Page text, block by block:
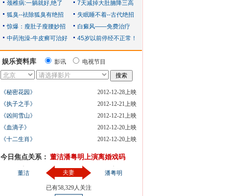
娱乐资料库 影讯 电视节目
《秘密花园》
2012-12-28上映
《执子之手》
2012-12-21上映
《凶间雪山》
2012-12-21上映
《血滴子》
2012-12-20上映
《十二生肖》
2012-12-20上映
今日焦点关系： 董洁潘粤明上演离婚戏码
董洁 夫妻
已有58,329人关注
潘粤明